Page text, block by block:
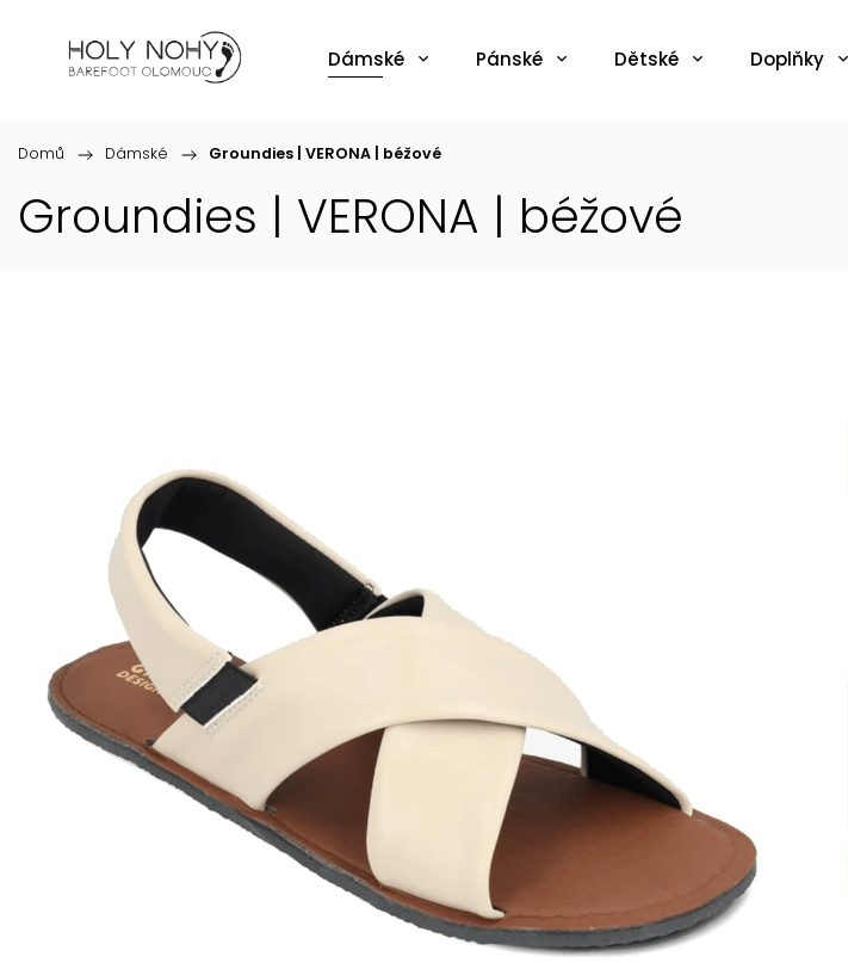
Dámské Pánské Dětské Doplňky
Domů / Dámské / Groundies | VERONA | béžové
Groundies | VERONA | béžové